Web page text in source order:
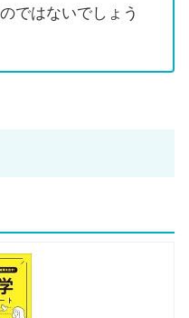
ではないでしょう